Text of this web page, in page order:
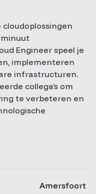
Engineer speel je
implementeren
infrastructuren.
collega’s om
te verbeteren en
Amersfoort